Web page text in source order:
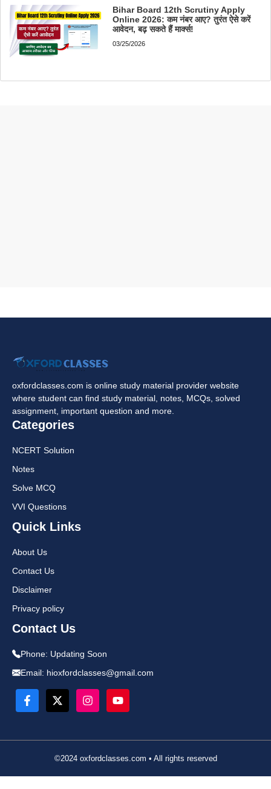
Bihar Board 12th Scrutiny Apply
Online 2026: कम नंबर आए? तुरंत ऐसे करें
आवेदन, बढ़ सकते हैं मार्क्स!
03/25/2026
oxfordclasses.com is online study material provider website
where student can find study material, notes, MCQs, solved
assignment, important question and more.
Categories
NCERT Solution
Notes
Solve MCQ
VVI Questions
Quick Links
About Us
Contact Us
Disclaimer
Privacy policy
Contact Us
Phone: Updating Soon
Email: hioxfordclasses@gmail.com
©2024 oxfordclasses.com • All rights reserved